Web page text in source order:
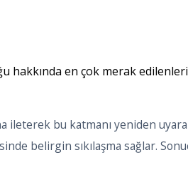
hakkında en çok merak
ileterek bu katmanı yeniden
belirgin sıkılaşma sağlar.